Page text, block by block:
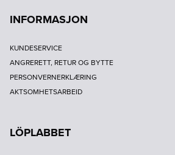
INFORMASJON
KUNDESERVICE
ANGRERETT, RETUR OG BYTTE
PERSONVERNERKLÆRING
AKTSOMHETSARBEID
LÖPLABBET